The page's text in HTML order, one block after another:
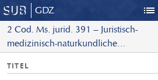
GDZ list
2 Cod. Ms. jurid. 391 – Juristisch-
medizinisch-naturkundliche
I
TITEL